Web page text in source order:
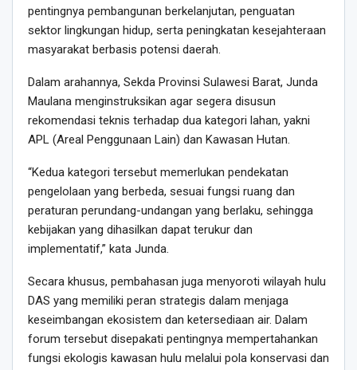
pentingnya pembangunan berkelanjutan, penguatan
sektor lingkungan hidup, serta peningkatan kesejahteraan
masyarakat berbasis potensi daerah.
Dalam arahannya, Sekda Provinsi Sulawesi Barat, Junda
Maulana menginstruksikan agar segera disusun
rekomendasi teknis terhadap dua kategori lahan, yakni
APL (Areal Penggunaan Lain) dan Kawasan Hutan.
“Kedua kategori tersebut memerlukan pendekatan
pengelolaan yang berbeda, sesuai fungsi ruang dan
peraturan perundang-undangan yang berlaku, sehingga
kebijakan yang dihasilkan dapat terukur dan
implementatif,” kata Junda.
Secara khusus, pembahasan juga menyoroti wilayah hulu
DAS yang memiliki peran strategis dalam menjaga
keseimbangan ekosistem dan ketersediaan air. Dalam
forum tersebut disepakati pentingnya mempertahankan
fungsi ekologis kawasan hulu melalui pola konservasi dan